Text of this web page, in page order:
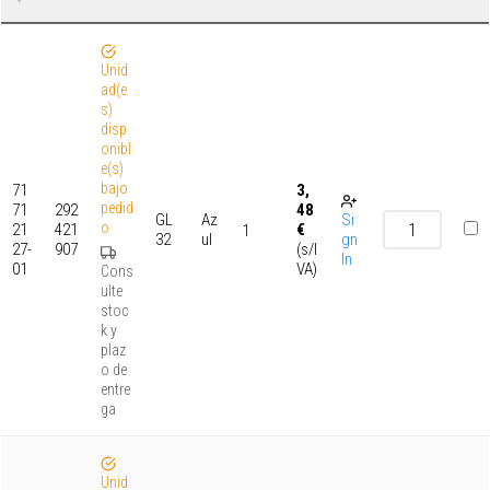
71
71
21
27-
01
292
421
907
Unid
ad(e
s)
disp
onibl
e(s)
bajo
pedid
o
Cons
ulte
stoc
k y
plaz
o de
entre
ga
GL
32
Az
ul
1
3,
48
€
(s/I
VA)
Si
gn
In
Unid